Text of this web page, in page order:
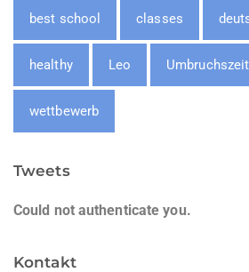
best school classes
healthy Leo
wettbewerb
Tweets
Could not authenticate you.
Kontakt